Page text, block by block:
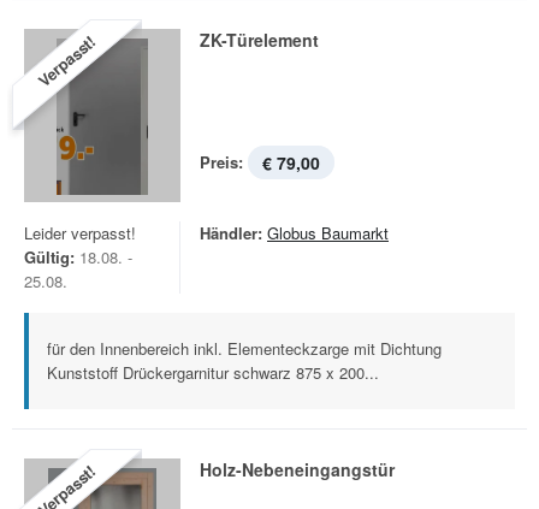
Verpasst! ZK-Türelement
Preis: € 79,00
Leider verpasst!
Gültig: 18.08. -
25.08.
Händler: Globus Baumarkt
für den Innenbereich inkl. Elementeckzarge mit Dichtung
Kunststoff Drückergarnitur schwarz 875 x 200...
Verpasst! Holz-Nebeneingangstür